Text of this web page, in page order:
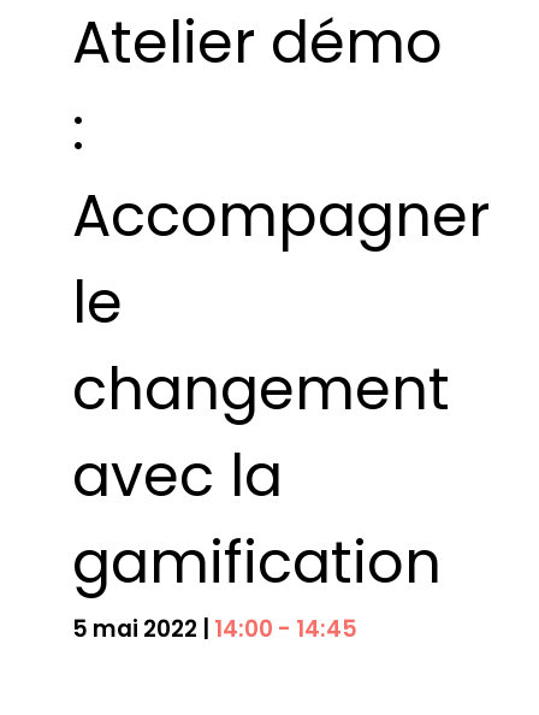
Atelier démo
:
Accompagner
le
changement
avec la
gamification
5 mai 2022 | 14:00 - 14:45